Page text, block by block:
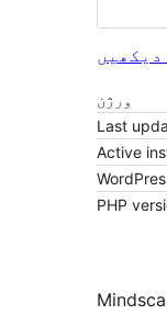
دیکھیں
ورژن
Last
Active
PHP